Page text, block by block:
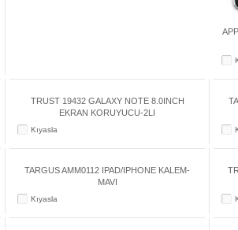
TRUST 19432 GALAXY NOTE 8.0INCH
EKRAN KORUYUCU-2LI
Kıyasla
TARGUS AMM0112 IPAD/IPHONE KALEM-
MAVI
Kıyasla